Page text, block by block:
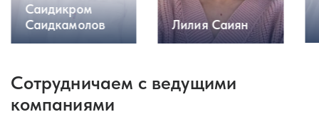
Саидикром
Саидкамолов
Лилия Саиян
Сотрудничаем с ведущими
компаниями